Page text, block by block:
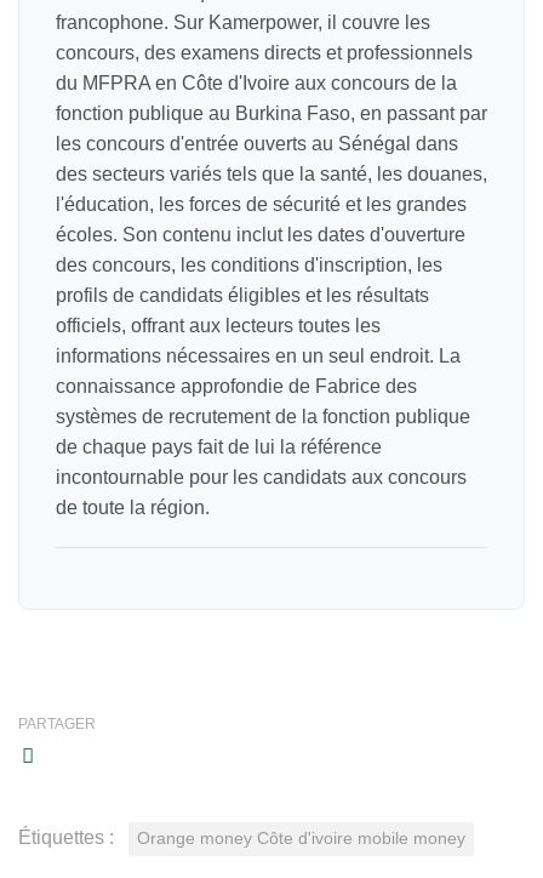
francophone. Sur Kamerpower, il couvre les
concours, des examens directs et professionnels
du MFPRA en Côte d'Ivoire aux concours de la
fonction publique au Burkina Faso, en passant par
les concours d'entrée ouverts au Sénégal dans
des secteurs variés tels que la santé, les douanes,
l'éducation, les forces de sécurité et les grandes
écoles. Son contenu inclut les dates d'ouverture
des concours, les conditions d'inscription, les
profils de candidats éligibles et les résultats
officiels, offrant aux lecteurs toutes les
informations nécessaires en un seul endroit. La
connaissance approfondie de Fabrice des
systèmes de recrutement de la fonction publique
de chaque pays fait de lui la référence
incontournable pour les candidats aux concours
de toute la région.
PARTAGER
Étiquettes : Orange money Côte d'ivoire mobile money